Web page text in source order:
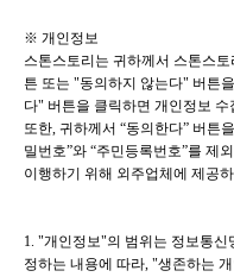
※ 개인정보
스톤스토리는 귀하께서 스톤스
튼 또는 "동의하지 않는다" 버튼
다" 버튼을 클릭하면 개인정보
또한, 귀하께서 “동의한다” 버튼
밀번호”와 “주민등록번호”를 제
이행하기 위해 외주업체에 제공
1. "개인정보"의 범위는 정보통
정하는 내용에 따라, "생존하는